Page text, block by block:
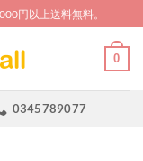
円以上送料無料。
0
0345789077